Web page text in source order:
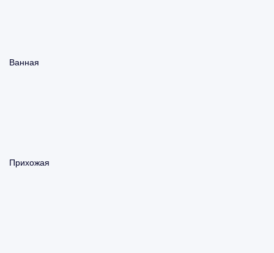
Ванная
Прихожая